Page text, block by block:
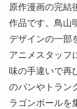
原作漫画の完結
作品です。鳥山
デザインの一部
アニメスタッフ
味の手違いで再
のパンやトラン
ラゴンボールを